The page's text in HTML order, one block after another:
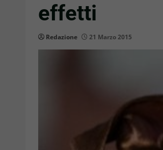
effetti
Redazione 21 Marzo 2015